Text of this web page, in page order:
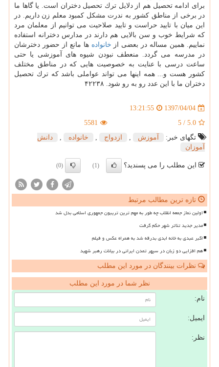
برای ادامه تحصیل هم از دلایل ترك تحصیل دختران است. یا گاها ما
در برخی از مناطق كشور به ندرت مشكل كمبود معلم زن داریم. در
این میان با تایید حراست و تایید صلاحیت می توانیم از معلمان مرد
كه شرایط خوب و سن بالایی هم دارند در مدارس دخترانه استفاده
نماییم. همین مساله در بعضی از خانواده ها مانع از حضور دخترشان
در مدرسه می گردد. منعطف نبودن شیوه های آموزشی یا حتی
ساعت درسی با عنایت به خصوصیت هایی كه در مناطق مختلف
كشور هست و... همه اینها می تواند عواملی باشد كه ترك تحصیل
دختران ما با این عدد رو به رو شود. ۴۲۲۳۸
1397/04/04
13:21:55
5.0
/
5
5581
تگهای خبر:
آموزش , ازدواج , خانواده ,
دانش
آموزان
این مطلب را می پسندید؟ (1)
(0)
تازه ترین مطالب مرتبط
اولین نماز جمعه انقلاب چه طور به مهم ترین تریبون جمهوری اسلامی بدل شد
مدیر جدید تئاتر شهر حکم گرفت
اکبر عبدی به خانه ابدی بدرقه شد به همراه عکس و فیلم
هم افزایی دو زبان در سپهر تمدن ایرانی در بیانات رهبر شهید
نظرات بینندگان در مورد این مطلب
نظر شما در مورد این مطلب
نام:
ایمیل:
نظر: